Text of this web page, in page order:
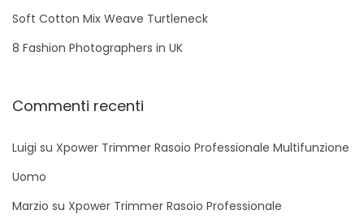
Soft Cotton Mix Weave Turtleneck
8 Fashion Photographers in UK
Commenti recenti
Luigi su Xpower Trimmer Rasoio Professionale Multifunzione
Uomo
Marzio su Xpower Trimmer Rasoio Professionale